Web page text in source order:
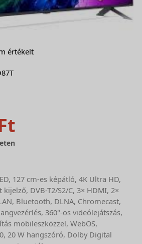
értékelt
127 cm-es képátló, 4K Ultra HD,
kijelző, DVB-T2/S2/C, 3× HDMI, 2×
Bluetooth, DLNA, Chromecast,
360°-os videólejátszás,
mobileszközzel, WebOS,
20 W hangszóró, Dolby Digital